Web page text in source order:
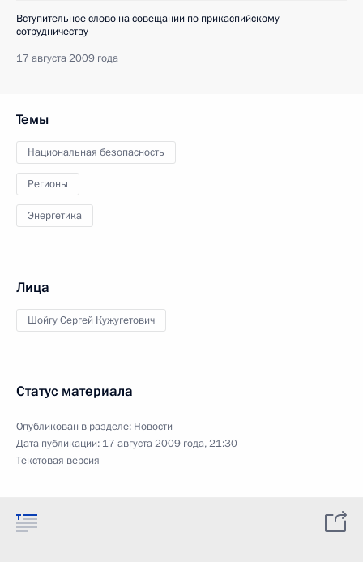
Вступительное слово на совещании по прикаспийскому
сотрудничеству
17 августа 2009 года
Темы
Национальная безопасность
Регионы
Энергетика
Лица
Шойгу Сергей Кужугетович
Статус материала
Опубликован в разделе: Новости
Дата публикации: 17 августа 2009 года, 21:30
Текстовая версия